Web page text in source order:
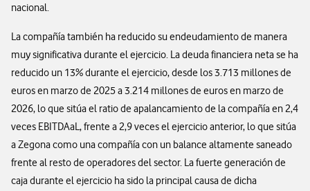
nacional.
La compañía también ha reducido su endeudamiento de manera
muy significativa durante el ejercicio. La deuda financiera neta se ha
reducido un 13% durante el ejercicio, desde los 3.713 millones de
euros en marzo de 2025 a 3.214 millones de euros en marzo de
2026, lo que sitúa el ratio de apalancamiento de la compañía en 2,4
veces EBITDAaL, frente a 2,9 veces el ejercicio anterior, lo que sitúa
a Zegona como una compañía con un balance altamente saneado
frente al resto de operadores del sector. La fuerte generación de
caja durante el ejercicio ha sido la principal causa de dicha